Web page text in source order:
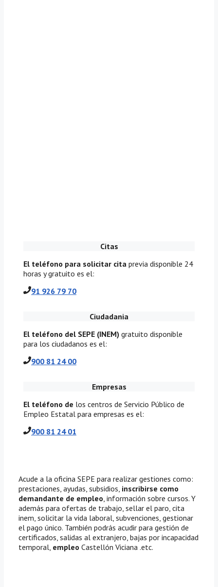
Citas
El teléfono para solicitar cita previa disponible 24
horas y gratuito es el:
91 926 79 70
Ciudadania
El teléfono del SEPE (INEM) gratuito disponible
para los ciudadanos es el:
900 81 24 00
Empresas
El teléfono de los centros de Servicio Público de
Empleo Estatal para empresas es el:
900 81 24 01
Acude a la oficina SEPE para realizar gestiones como:
prestaciones, ayudas, subsidios, inscribirse como
demandante de empleo , información sobre cursos. Y
además para ofertas de trabajo, sellar el paro, cita
inem, solicitar la vida laboral, subvenciones, gestionar
el pago único. También podrás acudir para gestión de
certificados, salidas al extranjero, bajas por incapacidad
temporal, empleo Castellón Viciana .etc.